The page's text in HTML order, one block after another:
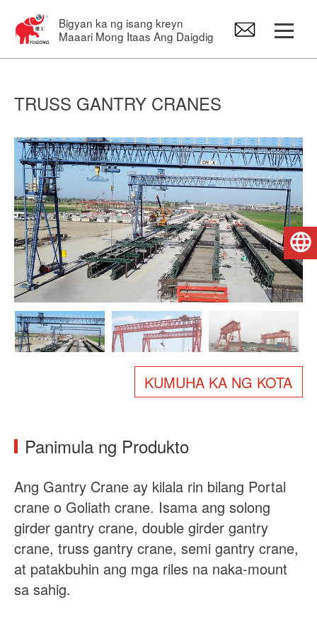
Bigyan ka ng isang kreyn
Maaari Mong Itaas Ang Daigdig
Jib Crane
Electric Hoist
Mga Crane Spare Part
Tungkol sa atin
Balita
Makipag-ugnayan sa amin
TRUSS GANTRY CRANES
KUMUHA KA NG KOTA
Panimula ng Produkto
Ang Gantry Crane ay kilala rin bilang Portal
crane o Goliath crane. Isama ang solong
girder gantry crane, double girder gantry
crane, truss gantry crane, semi gantry crane,
at patakbuhin ang mga riles na naka-mount
sa sahig.
Pilipino